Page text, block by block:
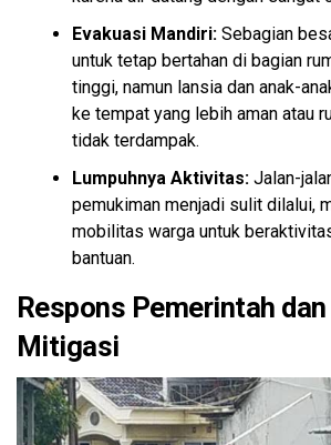
Evakuasi Mandiri: Sebagian
untuk tetap bertahan di bagian
tinggi, namun lansia dan anak-
ke tempat yang lebih aman atau
tidak terdampak.
Lumpuhnya Aktivitas: Jalan-
pemukiman menjadi sulit dilalui,
mobilitas warga untuk
bantuan.
​Respons Pemerintah
Mitigasi